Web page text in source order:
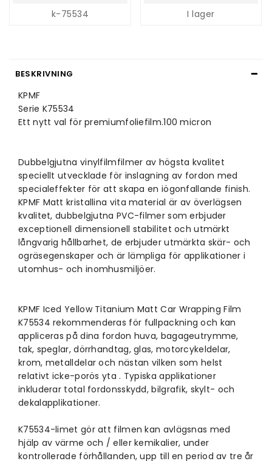
k-75534 I lager
BESKRIVNING
KPMF
Serie K75534
Ett nytt val för premiumfoliefilm.100 micron
Dubbelgjutna vinylfilmfilmer av högsta kvalitet
speciellt utvecklade för inslagning av fordon med
specialeffekter för att skapa en iögonfallande finish.
KPMF Matt kristallina vita material är av överlägsen
kvalitet, dubbelgjutna PVC-filmer som erbjuder
exceptionell dimensionell stabilitet och utmärkt
långvarig hållbarhet, de erbjuder utmärkta skär- och
ogräsegenskaper och är lämpliga för applikationer i
utomhus- och inomhusmiljöer.
KPMF Iced Yellow Titanium MattCar Wrapping Film
K75534 rekommenderas för fullpackning och kan
appliceras på dina fordon huva, bagageutrymme,
tak, speglar, dörrhandtag, glas, motorcykeldelar,
krom, metalldelar och nästan vilken som helst
relativt icke-porös yta . Typiska applikationer
inkluderar total fordonsskydd, bilgrafik, skylt- och
dekalapplikationer.
K75534-limet gör att filmen kan avlägsnas med
hjälp av värme och / eller kemikalier, under
kontrollerade förhållanden, upp till en period av tre år